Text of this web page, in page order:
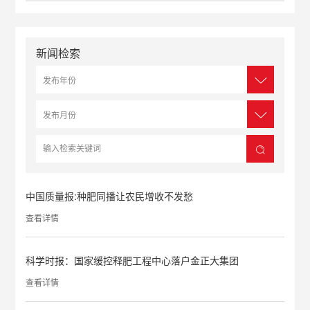
新闻检索
中国质量报:种肥同播让农民增收不发愁
查看详情
科学时报：国家缓控释肥工程中心落户金正大集团
查看详情